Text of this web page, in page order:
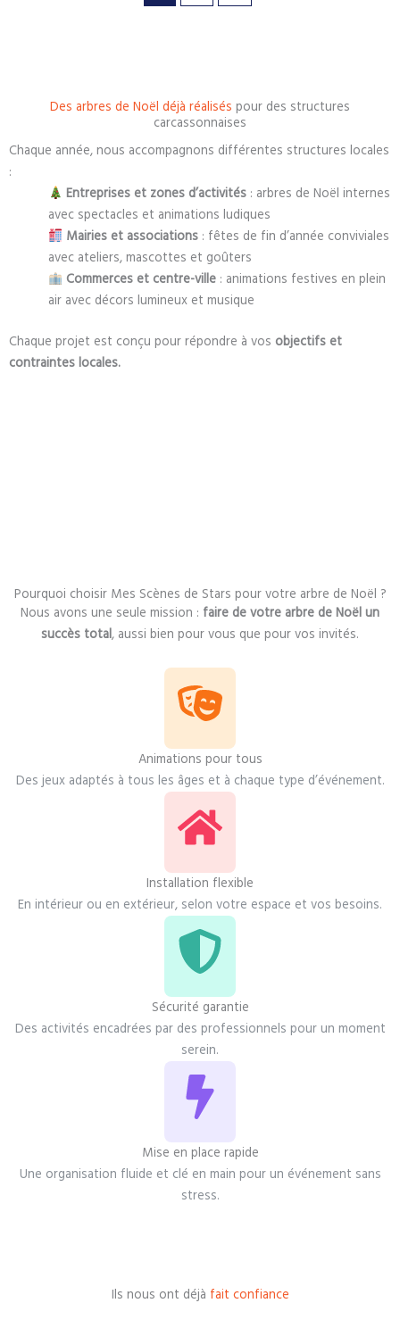
Des arbres de Noël déjà réalisés pour des structures
carcassonnaises
Chaque année, nous accompagnons différentes structures locales
:
Entreprises et zones d’activités : arbres de Noël internes
avec spectacles et animations ludiques
Mairies et associations : fêtes de fin d’année conviviales
avec ateliers, mascottes et goûters
Commerces et centre-ville : animations festives en plein
air avec décors lumineux et musique
Chaque projet est conçu pour répondre à vos objectifs et
contraintes locales.
Pourquoi choisir Mes Scènes de Stars pour votre arbre de Noël ?
Nous avons une seule mission : faire de votre arbre de Noël un
succès total, aussi bien pour vous que pour vos invités.
Animations pour tous
Des jeux adaptés à tous les âges et à chaque type d’événement.
Installation flexible
En intérieur ou en extérieur, selon votre espace et vos besoins.
Sécurité garantie
Des activités encadrées par des professionnels pour un moment
serein.
Mise en place rapide
Une organisation fluide et clé en main pour un événement sans
stress.
Ils nous ont déjà fait confiance